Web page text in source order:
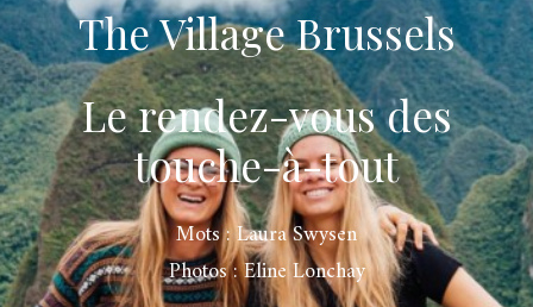
The Village Brussels
Le rendez-vous des
touche-à-tout
Mots : Laura Swysen
Photos : Eline Lonchay